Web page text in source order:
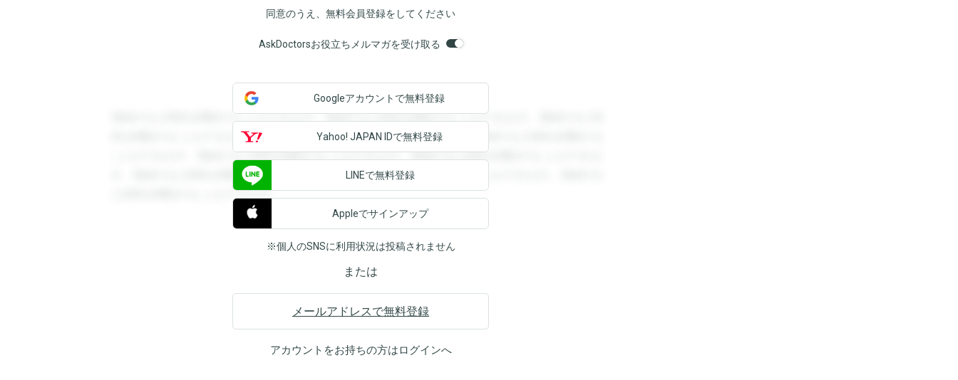
同意のうえ、無料会員登録をしてください
AskDoctorsお役立ちメルマガを受け取る
登録すると回答を閲覧することができます。登録すると回答を閲覧することができます。登録すると回
答を閲覧することができます。登録すると回答を閲覧することができます。登録すると回答を閲覧する
ことができます。登録すると回答を閲覧することができます。登録すると回答を閲覧することができま
す。登録すると回答を閲覧することができます。登録すると回答を閲覧することができます。登録する
と回答を閲覧することができます。
Googleアカウントで無料登録
Yahoo! JAPAN IDで無料登録
LINEで無料登録
Appleでサインアップ
※個人のSNSに利用状況は投稿されません
または
メールアドレスで無料登録
アカウントをお持ちの方はログインへ